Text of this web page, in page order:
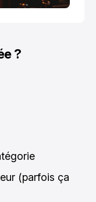
?
(parfois ça